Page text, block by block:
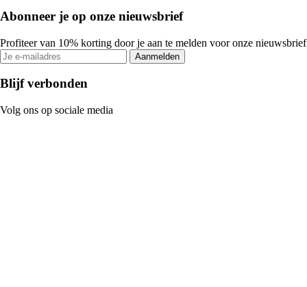
Abonneer je op onze nieuwsbrief
Profiteer van 10% korting door je aan te melden voor onze nieuwsbrief
Aanmelden
Blijf verbonden
Volg ons op sociale media